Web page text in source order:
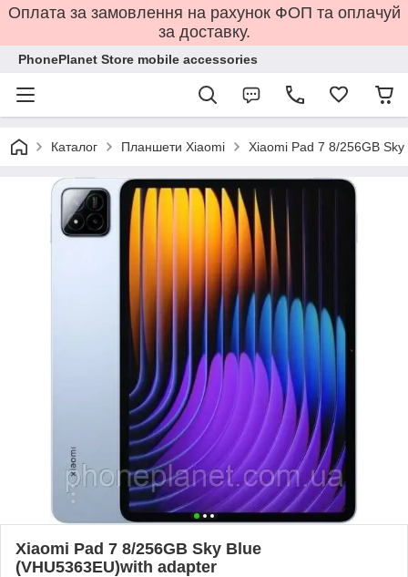
Оплата за замовлення на рахунок ФОП та оплачуй
за доставку.
PhonePlanet Store mobile accessories
Каталог Планшети Xiaomi Xiaomi Pad 7 8/256GB
Xiaomi Pad 7 8/256GB Sky Blue
(VHU5363EU)with adapter